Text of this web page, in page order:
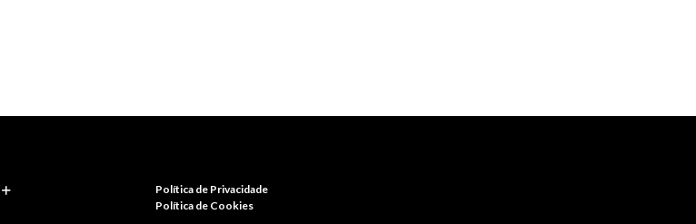
Política de Privacidade
Política de Cookies